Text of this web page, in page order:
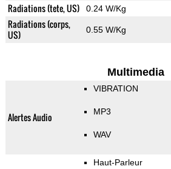
Radiations (tete, US) 0.24 W/Kg
Radiations (corps,
US)
0.55 W/Kg
Multimedia
Alertes Audio
VIBRATION
MP3
WAV
Haut-Parleur